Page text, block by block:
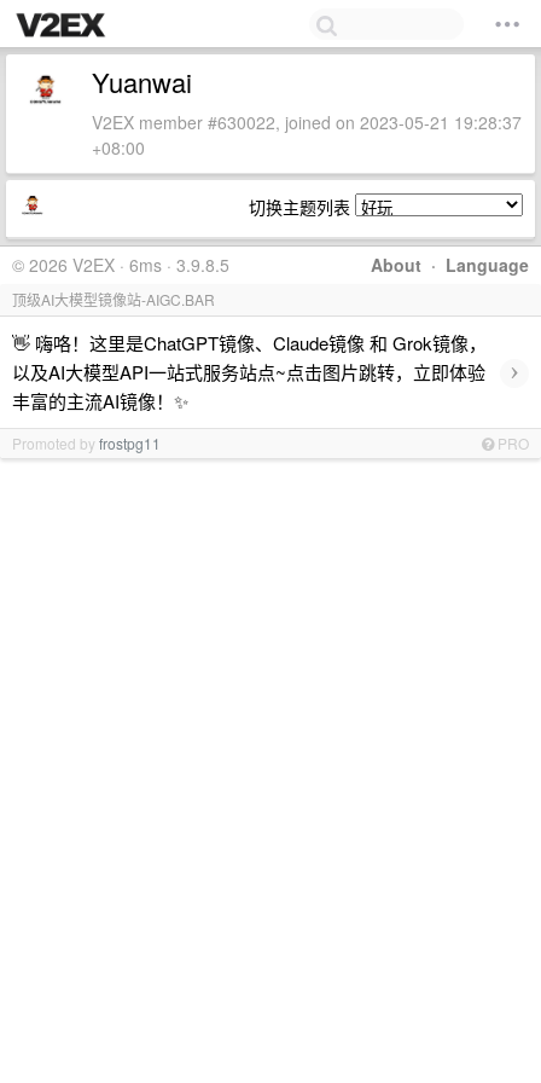
Yuanwai
V2EX member #630022, joined on 2023-05-21 19:28:37
+08:00
切换主题列表
About · Language
© 2026 V2EX · 6ms · 3.9.8.5
顶级AI大模型镜像站-AIGC.BAR
👋 嗨咯！这里是ChatGPT镜像、Claude镜像 和 Grok镜像，
以及AI大模型API一站式服务站点~点击图片跳转，立即体验
丰富的主流AI镜像！✨
›
Promoted byfrostpg11 PRO